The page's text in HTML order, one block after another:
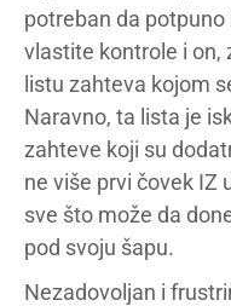
potreban da
vlastite kontrole i on,
listu zahteva kojom
Naravno, ta lista je
zahteve koji su
ne više prvi čovek IZ
sve što može da
pod svoju šapu.
Nezadovoljan i